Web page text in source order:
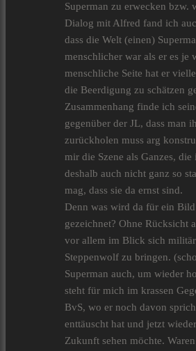
Superman zu erwecken bzw.
Dialog mit Alfred fand ich
dass die Welt (einen)
menschlicher war als er es je
menschliche Seite hat er
die Beerdigung zu schätzen
Zusammenhang finde ich
gegenüber der JL, dass man
zurückholen muss arg
mir die Szene als Ganzes,
deshalb auch nicht ganz so
mag, dass sie da ernst sind.
Denn was wird da für ein
gezeichnet? Ohne Rücksicht
vor allem im Blick sich
Steppenwolf zu bringen.
Superman auch, um wieder
steht für mich im krassen
BvS, wo er noch davon
enttäuscht hat und jetzt
Zukunft sehen möchte.